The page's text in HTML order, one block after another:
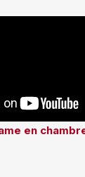
en